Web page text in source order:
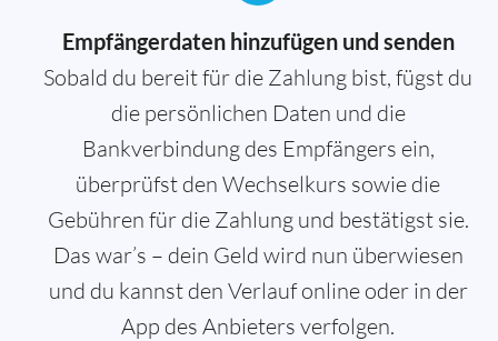
Empfängerdaten hinzufügen und senden
Sobald du bereit für die Zahlung bist, fügst du
die persönlichen Daten und die
Bankverbindung des Empfängers ein,
überprüfst den Wechselkurs sowie die
Gebühren für die Zahlung und bestätigst sie.
Das war’s – dein Geld wird nun überwiesen
und du kannst den Verlauf online oder in der
App des Anbieters verfolgen.